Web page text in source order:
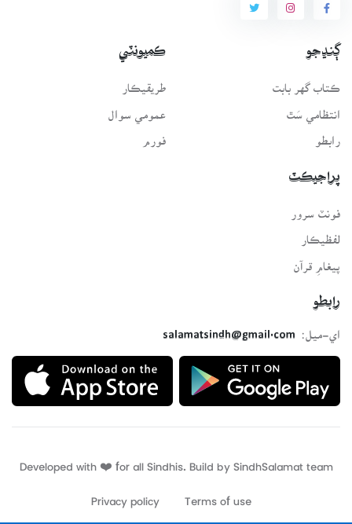
ڳنڍجو
ڪتاب گهر بابت
انتظامي سَٿ
رابطو
ڪميونٽي
طريقيڪار
عمومي سوال
فورم
پراجيڪٽ
لفظيڪار
پيغامِ قرآن
رابطو
اي-ميل:
salamatsindh@gmail.com
Developed with ❤️ for all Sindhis. Build by
Terms of use